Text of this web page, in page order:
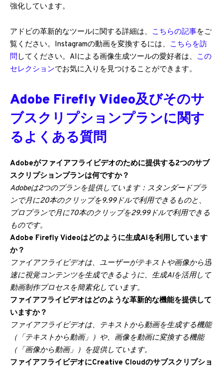
強化しています。
アドビの革新的なツールに関する詳細は、 こちらの記事をご
覧ください。Instagramの動画を変換するには、
こちらを訪
問 してください。AIによる画像生成ツールの愛好者は、
この
セレクションでお気に入りを見つけることができます。
Adobe Firefly Video及びそのサ
ブスクリプションプランに関す
るよくある質問
Adobeがファイアフライビデオのために提供する2つのサブ
スクリプションプランは何ですか？
Adobeは2つのプランを提供しています：スタンダードプラ
ンで月に20本のクリップを9.99ドルで利用できるものと、
プロプランで月に70本のクリップを29.99ドルで利用できる
ものです。
Adobe Firefly Videoはどのように生成AIを利用しています
か？
ファイアフライビデオは、ユーザーがテキストや画像から迅
速に視覚コンテンツを生成できるように、生成AIを活用して
動画制作プロセスを簡素化しています。
ファイアフライビデオはどのような革新的な機能を提供して
いますか？
ファイアフライビデオは、テキストから動画を生成する機能
（「テキストから動画」）や、画像を動画に変換する機能
（「画像から動画」）を提供しています。
ファイアフライビデオにCreative Cloudのサブスクリプショ